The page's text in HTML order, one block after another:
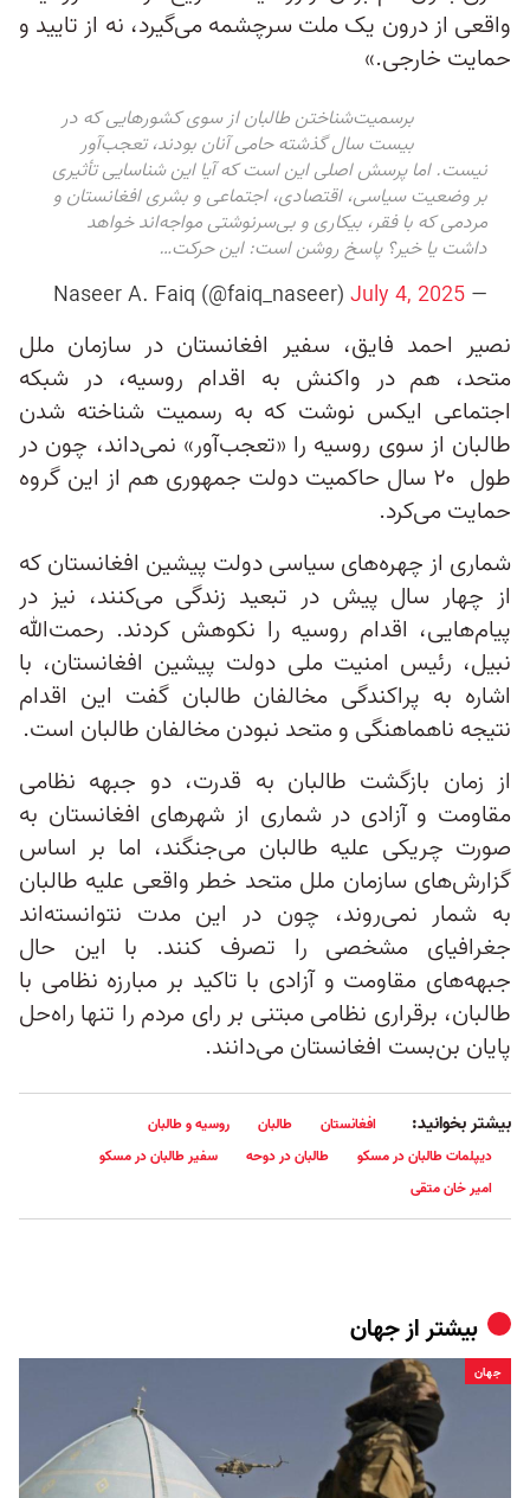
واقعی از درون یک ملت سرچشمه می‌گیرد، نه از تایید و
حمایت خارجی.»
برسمیت‌شناختن طالبان از سوی کشورهایی که در
بیست سال گذشته حامی آنان بودند، تعجب‌آور
نیست. اما پرسش اصلی این است که آیا این شناسایی تأثیری
بر وضعیت سیاسی، اقتصادی، اجتماعی و بشری افغانستان و
مردمی که با فقر، بیکاری و بی‌سرنوشتی مواجه‌اند خواهد
داشت یا خیر؟ پاسخ روشن است: این حرکت…
— Naseer A. Faiq (@faiq_naseer)
July 4, 2025
نصیر احمد فایق، سفیر افغانستان در سازمان ملل
متحد، هم در واکنش به اقدام روسیه، در شبکه
اجتماعی ایکس نوشت که به رسمیت شناخته شدن
طالبان از سوی روسیه را «تعجب‌آور» نمی‌داند، چون در
طول ۲۰ سال حاکمیت دولت جمهوری هم از این گروه
حمایت می‌کرد.
شماری از چهره‌های سیاسی دولت پیشین افغانستان که
از چهار سال پیش در تبعید زندگی می‌کنند، نیز در
پیام‌هایی، اقدام روسیه را نکوهش کردند. رحمت‌الله
نبیل، رئیس امنیت ملی دولت پیشین افغانستان، با
اشاره به پراکندگی مخالفان طالبان گفت این اقدام
نتیجه‌ ناهماهنگی و متحد نبودن مخالفان طالبان است.
از زمان بازگشت طالبان به قدرت، دو جبهه نظامی
مقاومت و آزادی در شماری از شهرهای افغانستان به
صورت چریکی علیه طالبان می‌جنگند، اما بر اساس
گزارش‌های سازمان ملل متحد خطر واقعی علیه طالبان
به شمار نمی‌روند، چون در این مدت نتوانسته‌اند
جغرافیای مشخصی را تصرف کنند. با این حال
جبهه‌های مقاومت و آزادی با تاکید بر مبارزه نظامی با
طالبان، برقراری نظامی مبتنی بر رای مردم را تنها راه‌حل
پایان بن‌بست افغانستان می‌دانند.
بیشتر بخوانید: افغانستان طالبان
روسیه و طالبان
دیپلمات طالبان در مسکو
طالبان در دوحه
سفیر طالبان در مسکو
امیر خان متقی
بیشتر ازجهان
جهان